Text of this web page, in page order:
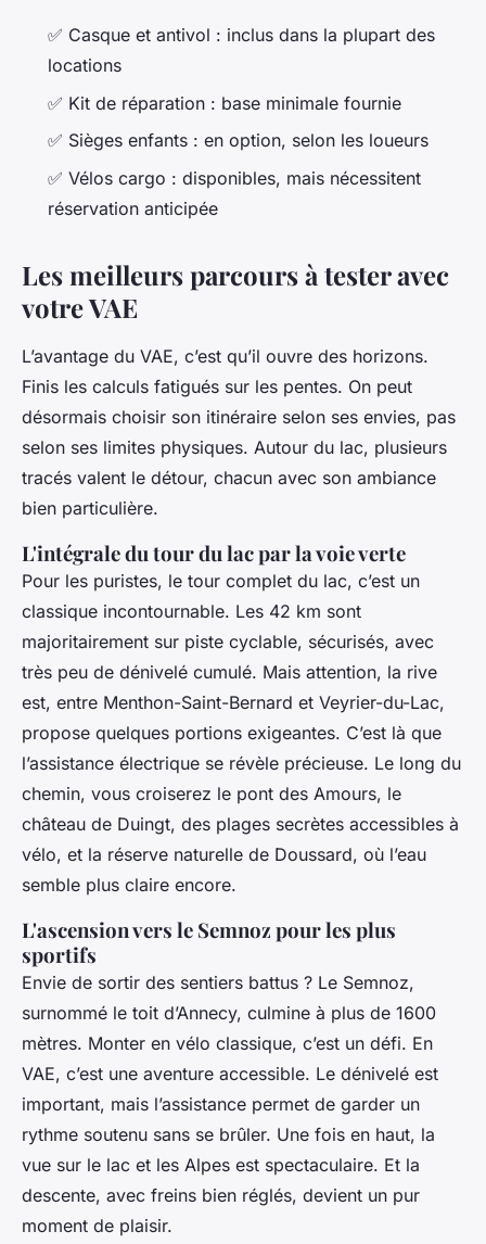
✅ Casque et antivol : inclus dans la plupart des
locations
✅ Kit de réparation : base minimale fournie
✅ Sièges enfants : en option, selon les loueurs
✅ Vélos cargo : disponibles, mais nécessitent
réservation anticipée
Les meilleurs parcours à tester avec
votre VAE
L’avantage du VAE, c’est qu’il ouvre des horizons.
Finis les calculs fatigués sur les pentes. On peut
désormais choisir son itinéraire selon ses envies, pas
selon ses limites physiques. Autour du lac, plusieurs
tracés valent le détour, chacun avec son ambiance
bien particulière.
L'intégrale du tour du lac par la voie verte
Pour les puristes, le tour complet du lac, c’est un
classique incontournable. Les 42 km sont
majoritairement sur piste cyclable, sécurisés, avec
très peu de dénivelé cumulé. Mais attention, la rive
est, entre Menthon-Saint-Bernard et Veyrier-du-Lac,
propose quelques portions exigeantes. C’est là que
l’assistance électrique se révèle précieuse. Le long du
chemin, vous croiserez le pont des Amours, le
château de Duingt, des plages secrètes accessibles à
vélo, et la réserve naturelle de Doussard, où l’eau
semble plus claire encore.
L'ascension vers le Semnoz pour les plus
sportifs
Envie de sortir des sentiers battus ? Le Semnoz,
surnommé le toit d’Annecy, culmine à plus de 1600
mètres. Monter en vélo classique, c’est un défi. En
VAE, c’est une aventure accessible. Le dénivelé est
important, mais l’assistance permet de garder un
rythme soutenu sans se brûler. Une fois en haut, la
vue sur le lac et les Alpes est spectaculaire. Et la
descente, avec freins bien réglés, devient un pur
moment de plaisir.